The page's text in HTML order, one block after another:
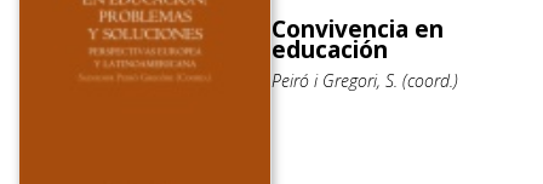
Convivencia en
educación
Peiró i Gregori, S. (coord.)